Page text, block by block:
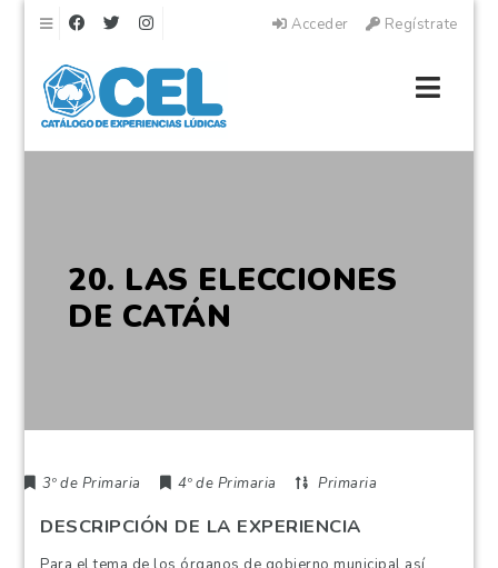
Navegación Acceder Regístrate
20. LAS ELECCIONES
DE CATÁN
3º de Primaria 4º de Primaria Primaria
DESCRIPCIÓN DE LA EXPERIENCIA